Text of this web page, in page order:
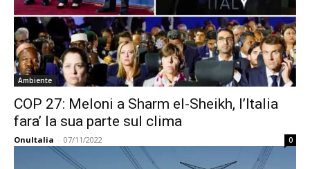
Ambiente
COP 27: Meloni a Sharm el-Sheikh, l’Italia
fara’ la sua parte sul clima
OnuItalia - 07/11/2022 0